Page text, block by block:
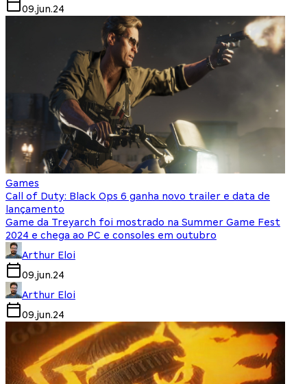
09.jun.24
Games
Call of Duty: Black Ops 6 ganha novo trailer e data de
lançamento
Game da Treyarch foi mostrado na Summer Game Fest
2024 e chega ao PC e consoles em outubro
Arthur Eloi
09.jun.24
Arthur Eloi
09.jun.24